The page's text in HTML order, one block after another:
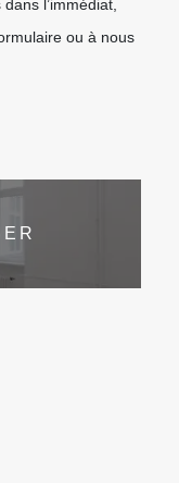
l’immédiat,
ou à nous